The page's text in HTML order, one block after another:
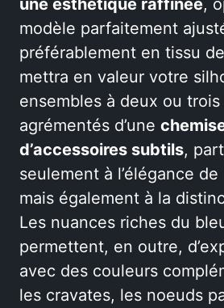
modèle parfaitement
préférablement en tissu
mettra en valeur votre
ensembles à deux ou trois
agrémentés d’une
d’accessoires subtils,
seulement à l’élégance de
mais également à la
Les nuances riches du
permettent, en outre,
avec des couleurs
les cravates, les noeuds